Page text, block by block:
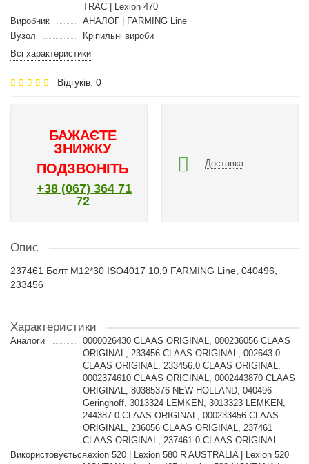
TRAC | Lexion 470
Виробник
АНАЛОГ | FARMING Line
Вузол
Кріпильні вироби
Всі характеристики
Відгуків: 0
БАЖАЄТЕ
ЗНИЖКУ
ПОДЗВОНІТЬ
+38 (067) 364 71
72
Доставка
Опис
237461 Болт M12*30 ISO4017 10,9 FARMING Line, 040496,
233456
Характеристики
Аналоги
0000026430 CLAAS ORIGINAL, 000236056 CLAAS
ORIGINAL, 233456 CLAAS ORIGINAL, 002643.0
CLAAS ORIGINAL, 233456.0 CLAAS ORIGINAL,
0002374610 CLAAS ORIGINAL, 0002443870 CLAAS
ORIGINAL, 80385376 NEW HOLLAND, 040496
Geringhoff, 3013324 LEMKEN, 3013323 LEMKEN,
244387.0 CLAAS ORIGINAL, 000233456 CLAAS
ORIGINAL, 236056 CLAAS ORIGINAL, 237461
CLAAS ORIGINAL, 237461.0 CLAAS ORIGINAL
ВикористовуєтьсяLexion 520 | Lexion 580 R AUSTRALIA | Lexion 520